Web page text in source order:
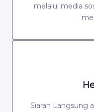
melalui media
Siaran Langsung